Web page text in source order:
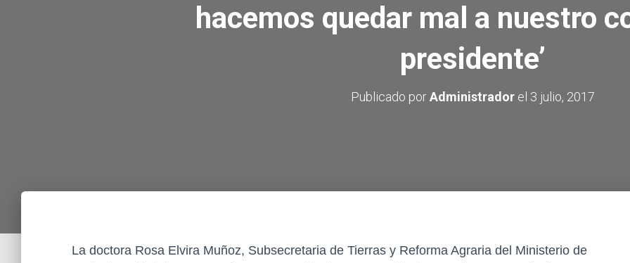
hacemos quedar mal a nuestro
presidente’
Publicado porAdministradorel 3 julio, 2017
La doctora Rosa Elvira Muñoz, Subsecretaria de Tierras y Reforma Agraria del Ministerio de